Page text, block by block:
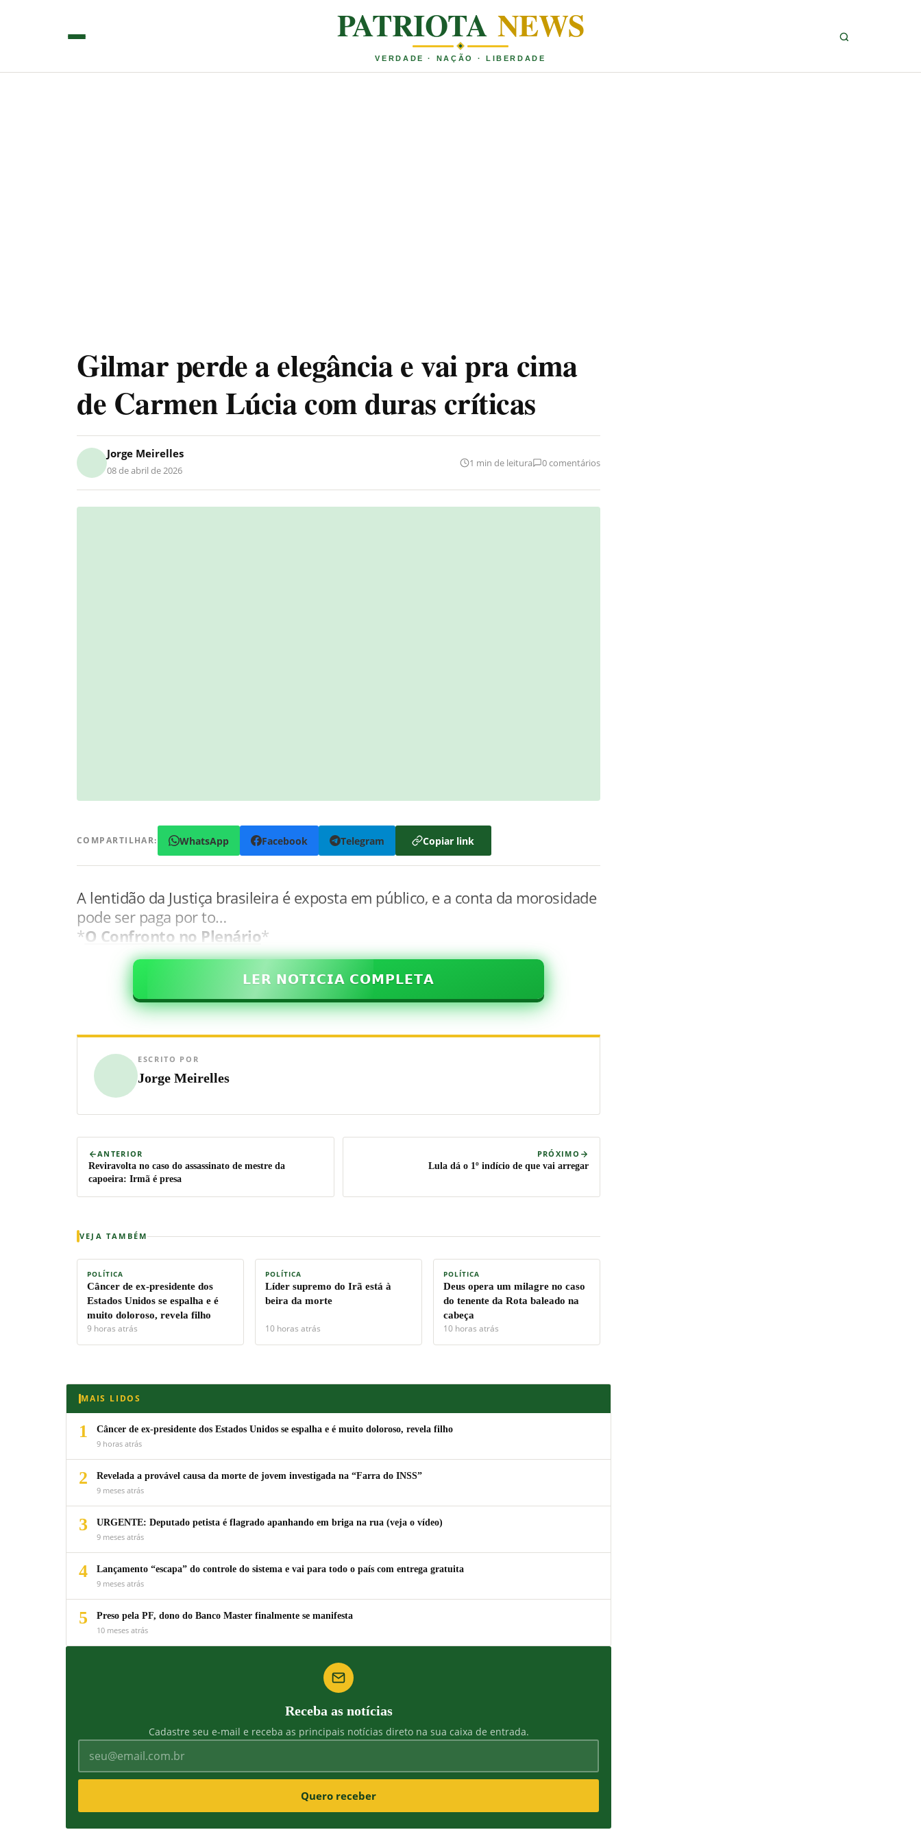
PATRIOTA NEWS
VERDADE · NAÇÃO · LIBERDADE
Gilmar perde a elegância e vai pra cima
de Carmen Lúcia com duras críticas
Jorge Meirelles
08 de abril de 2026
1 min de leitura 0 comentários
COMPARTILHAR: WhatsApp Facebook Telegram Copiar link
A lentidão da Justiça brasileira é exposta em público, e a conta da morosidade
pode ser paga por to…
*O Confronto no Plenário*
𝗟𝗘𝗥 𝗡𝗢𝗧𝗜𝗖𝗜𝗔 𝗖𝗢𝗠𝗣𝗟𝗘𝗧𝗔
ESCRITO POR
Jorge Meirelles
ANTERIOR
Reviravolta no caso do assassinato de mestre da
capoeira: Irmã é presa
PRÓXIMO
Lula dá o 1º indício de que vai arregar
VEJA TAMBÉM
POLÍTICA
Câncer de ex-presidente dos
Estados Unidos se espalha e é
muito doloroso, revela filho
9 horas atrás
POLÍTICA
Líder supremo do Irã está à
beira da morte
10 horas atrás
POLÍTICA
Deus opera um milagre no caso
do tenente da Rota baleado na
cabeça
10 horas atrás
MAIS LIDOS
1
Câncer de ex-presidente dos Estados Unidos se espalha e é muito doloroso, revela filho
9 horas atrás
2
Revelada a provável causa da morte de jovem investigada na “Farra do INSS”
9 meses atrás
3
URGENTE: Deputado petista é flagrado apanhando em briga na rua (veja o vídeo)
9 meses atrás
4
Lançamento “escapa” do controle do sistema e vai para todo o país com entrega gratuita
9 meses atrás
5
Preso pela PF, dono do Banco Master finalmente se manifesta
10 meses atrás
Receba as notícias
Cadastre seu e-mail e receba as principais notícias direto na sua caixa de entrada.
Quero receber